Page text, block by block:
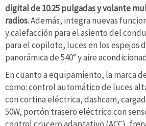
digital de 10.25 pulgadas y volante
radios. Además, integra nuevas
y calefacción para el asiento del
para el copiloto, luces en los espejos
panorámica de 540° y aire
En cuanto a equipamiento, la marca
como: control automático de luces
con cortina eléctrica, dashcam,
50W, portón trasero eléctrico con
control crucero adaptativo (ACC),